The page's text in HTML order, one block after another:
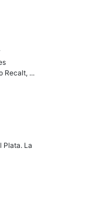
Recalt, ...
Plata. La